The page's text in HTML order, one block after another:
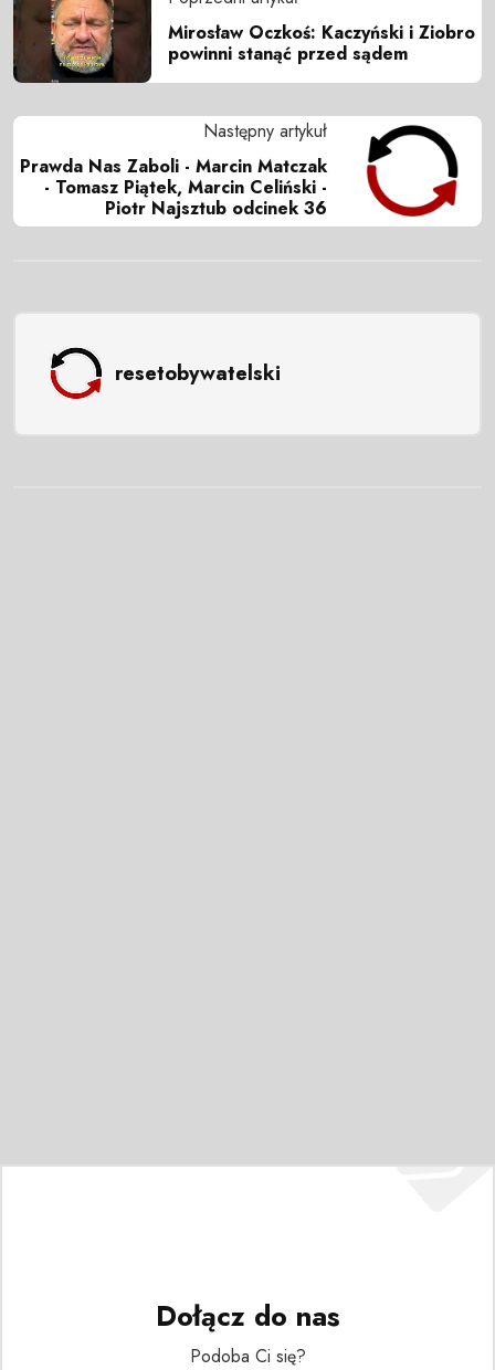
Mirosław Oczkoś: Kaczyński i Ziobro
powinni stanąć przed sądem
Następny artykuł
Prawda Nas Zaboli - Marcin Matczak
- Tomasz Piątek, Marcin Celiński -
Piotr Najsztub odcinek 36
resetobywatelski
Dołącz do nas
Podoba Ci się?